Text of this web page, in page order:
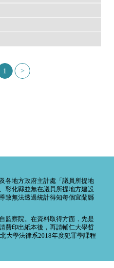
1 >
各地方政府主計處「議員所提地
彰化縣並無在議員所提地方建設
致無法透過統計得知每個宜蘭縣
監察院。在資料取得方面，先是
費印出紙本後，再請輔仁大學哲
大學法律系2018年度犯罪學課程